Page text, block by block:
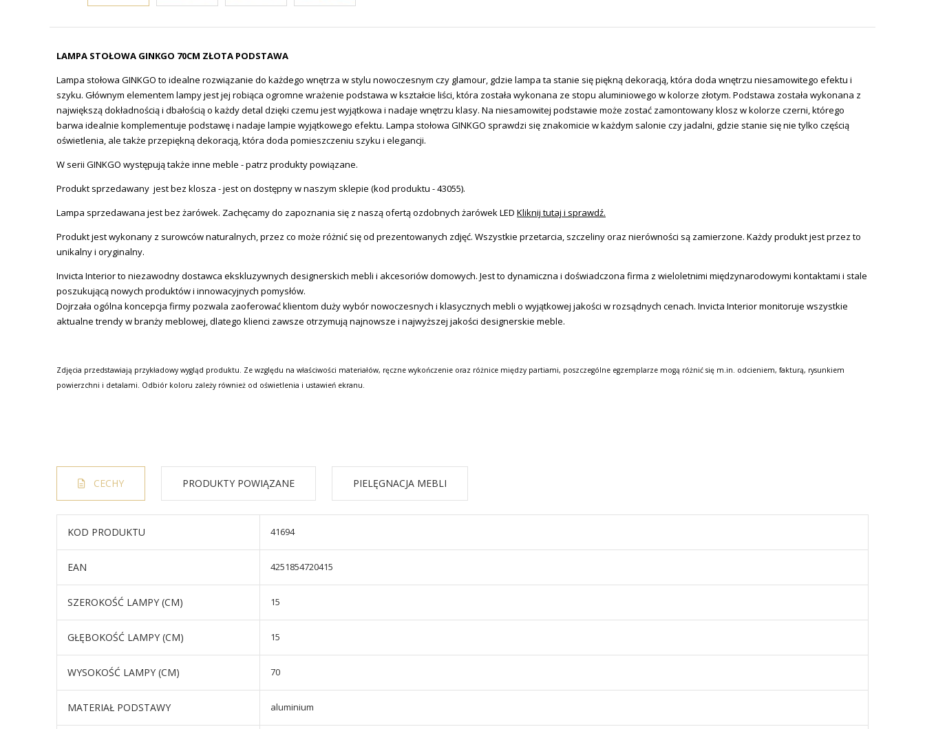
LAMPA STOŁOWA GINKGO 70CM ZŁOTA PODSTAWA
Lampa stołowa GINKGO to idealne rozwiązanie do każdego wnętrza w stylu nowoczesnym czy glamour, gdzie lampa ta stanie się piękną dekoracją, która doda wnętrzu niesamowitego efektu i
szyku. Głównym elementem lampy jest jej robiąca ogromne wrażenie podstawa w kształcie liści, która została wykonana ze stopu aluminiowego w kolorze złotym. Podstawa została wykonana z
największą dokładnością i dbałością o każdy detal dzięki czemu jest wyjątkowa i nadaje wnętrzu klasy. Na niesamowitej podstawie może zostać zamontowany klosz w kolorze czerni, którego
barwa idealnie komplementuje podstawę i nadaje lampie wyjątkowego efektu. Lampa stołowa GINKGO sprawdzi się znakomicie w każdym salonie czy jadalni, gdzie stanie się nie tylko częścią
oświetlenia, ale także przepiękną dekoracją, która doda pomieszczeniu szyku i elegancji.
W serii GINKGO występują także inne meble - patrz produkty powiązane.
Produkt sprzedawany jest bez klosza - jest on dostępny w naszym sklepie (kod produktu - 43055).
Lampa sprzedawana jest bez żarówek. Zachęcamy do zapoznania się z naszą ofertą ozdobnych żarówek LED Kliknij tutaj i sprawdź.
Produkt jest wykonany z surowców naturalnych, przez co może różnić się od prezentowanych zdjęć. Wszystkie przetarcia, szczeliny oraz nierówności są zamierzone. Każdy produkt jest przez to
unikalny i oryginalny.
Invicta Interiorto niezawodny dostawca ekskluzywnych designerskich mebli i akcesoriów domowych. Jest to dynamiczna i doświadczona firma z wieloletnimi międzynarodowymi kontaktami i stale
poszukującą nowych produktów i innowacyjnych pomysłów.
Dojrzała ogólna koncepcja firmy pozwala zaoferować klientom duży wybór nowoczesnych i klasycznych mebli o wyjątkowej jakości w rozsądnych cenach. Invicta Interior monitoruje wszystkie
aktualne trendy w branży meblowej, dlatego klienci zawsze otrzymują najnowsze i najwyższej jakości designerskie meble.
Zdjęcia przedstawiają przykładowy wygląd produktu. Ze względu na właściwości materiałów, ręczne wykończenie oraz różnice między partiami, poszczególne egzemplarze mogą różnić się m.in. odcieniem, fakturą, rysunkiem
powierzchni i detalami. Odbiór koloru zależy również od oświetlenia i ustawień ekranu.
CECHY PRODUKTY POWIĄZANE PIELĘGNACJA MEBLI
KOD PRODUKTU 41694
EAN 4251854720415
SZEROKOŚĆ LAMPY (CM) 15
GŁĘBOKOŚĆ LAMPY (CM) 15
WYSOKOŚĆ LAMPY (CM) 70
MATERIAŁ PODSTAWY aluminium